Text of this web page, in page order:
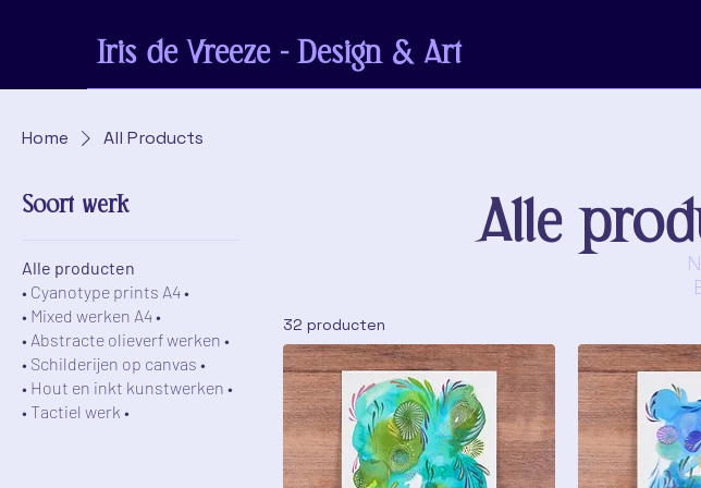
Iris de Vreeze - Design & Art
Home All Products
Soort werk
Alle producten
• Cyanotype prints A4 •
• Mixed werken A4 •
• Abstracte olieverf werken •
• Schilderijen op canvas •
• Hout en inkt kunstwerken •
• Tactiel werk •
Alle
32 producten